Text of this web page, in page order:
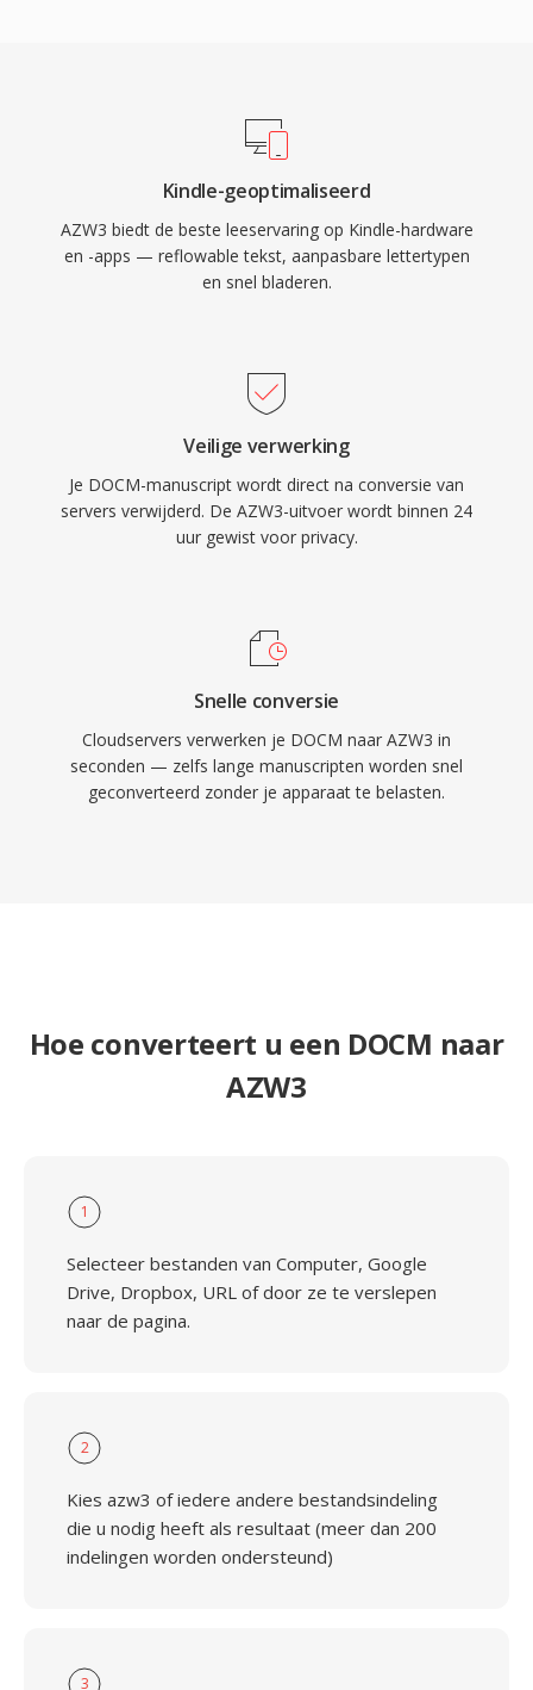
Kindle-geoptimaliseerd
AZW3 biedt de beste leeservaring op Kindle-hardware
en -apps — reflowable tekst, aanpasbare lettertypen
en snel bladeren.
Veilige verwerking
Je DOCM-manuscript wordt direct na conversie van
servers verwijderd. De AZW3-uitvoer wordt binnen 24
uur gewist voor privacy.
Snelle conversie
Cloudservers verwerken je DOCM naar AZW3 in
seconden — zelfs lange manuscripten worden snel
geconverteerd zonder je apparaat te belasten.
Hoe converteert u een DOCM naar
AZW3
1
Selecteer bestanden van Computer, Google
Drive, Dropbox, URL of door ze te verslepen
naar de pagina.
2
Kies azw3 of iedere andere bestandsindeling
die u nodig heeft als resultaat (meer dan 200
indelingen worden ondersteund)
3